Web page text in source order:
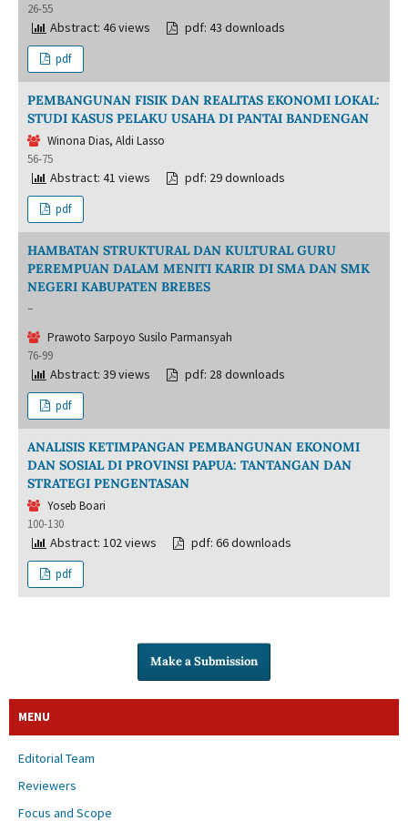
26-55
Abstract: 46 views pdf: 43 downloads
pdf
PEMBANGUNAN FISIK DAN REALITAS EKONOMI LOKAL:
STUDI KASUS PELAKU USAHA DI PANTAI BANDENGAN
Winona Dias, Aldi Lasso
56-75
Abstract: 41 views pdf: 29 downloads
pdf
HAMBATAN STRUKTURAL DAN KULTURAL GURU
PEREMPUAN DALAM MENITI KARIR DI SMA DAN SMK
NEGERI KABUPATEN BREBES
-
Prawoto Sarpoyo Susilo Parmansyah
76-99
Abstract: 39 views pdf: 28 downloads
pdf
ANALISIS KETIMPANGAN PEMBANGUNAN EKONOMI
DAN SOSIAL DI PROVINSI PAPUA: TANTANGAN DAN
STRATEGI PENGENTASAN
Yoseb Boari
100-130
Abstract: 102 views pdf: 66 downloads
pdf
Make a Submission
MENU
Editorial Team
Reviewers
Focus and Scope